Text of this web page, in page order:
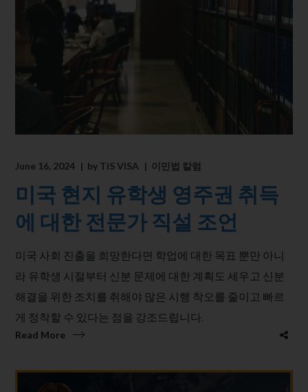
June 16, 2024 by TIS VISA 이민법 칼럼
미국 현지 유학생 영주권 취득
에 대한 전문가 직설 조언
미국 사회 진출을 희망한다면 학업에 대한 목표 뿐만 아니
라 유학생 시절부터 신분 문제에 대한 계획도 세우고 신분
해결을 위한 조치를 취해야 많은 시행 착오를 줄이고 빠르
게 정착할 수 있다는 점을 강조드립니다.
Read More